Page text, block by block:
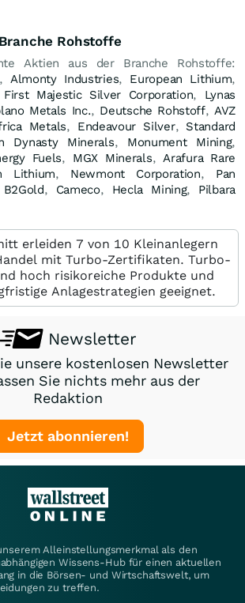
Rohstoffe
Aktien aus der Branche Rohstoffe:
, Almonty Industries, European Lithium,
First Majestic Silver Corporation, Lynas
Metals Inc., Deutsche Rohstoff, AVZ
Metals, Endeavour Silver, Standard
Dynasty Minerals, Monument Mining,
Fuels, MGX Minerals,Arafura Rare
Lithium, Newmont Corporation, Pan
B2Gold, Cameco, Hecla Mining, Pilbara
erleiden 7 von 10 Kleinanlegern
mit Turbo-Zertifikaten. Turbo-
hoch risikoreiche Produkte und
Anlagestrategien geeignet.
Newsletter
unsere kostenlosen Newsletter
Sie nichts mehr aus der
Redaktion
Jetzt abonnieren!
Alleinstellungsmerkmal als den
Wissens-Hub für einen aktuellen
in die Börsen- und Wirtschaftswelt, um
zu treffen.